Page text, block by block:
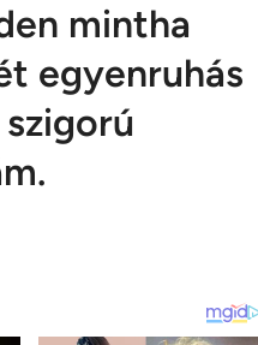
mintha
egyenruhás